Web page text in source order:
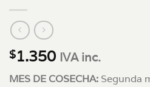
$1.350 IVA inc.
MES DE COSECHA: Segunda